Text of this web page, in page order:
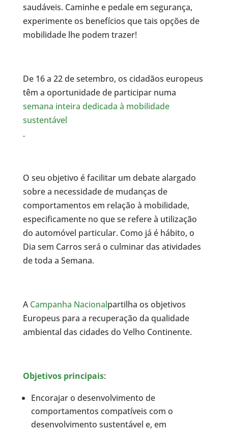
saudáveis. Caminhe e pedale em segurança,
experimente os benefícios que tais opções de
mobilidade lhe podem trazer!
De 16 a 22 de setembro, os cidadãos europeus
têm a oportunidade de participar numa
semana inteira dedicada à mobilidade
sustentável
.
O seu objetivo é facilitar um debate alargado
sobre a necessidade de mudanças de
comportamentos em relação à mobilidade,
especificamente no que se refere à utilização
do automóvel particular. Como já é hábito, o
Dia sem Carros será o culminar das atividades
de toda a Semana.
ACampanha Nacionalpartilha os objetivos
Europeus para a recuperação da qualidade
ambiental das cidades do Velho Continente.
Objetivos principais:
Encorajar o desenvolvimento de
comportamentos compatíveis com o
desenvolvimento sustentável e, em